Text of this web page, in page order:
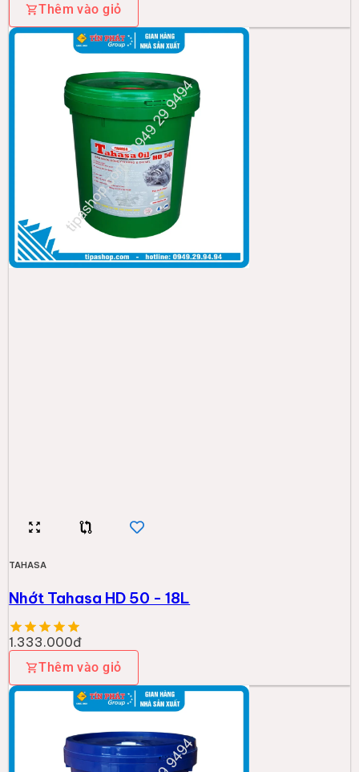
Thêm vào giỏ
TAHASA
Nhớt Tahasa HD 50 - 18L
1.333.000đ
Thêm vào giỏ